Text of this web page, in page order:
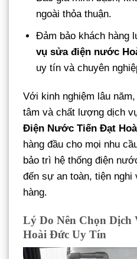
ngoài thỏa thuận.
Đảm bảo khách hàng
vụ sửa điện nước
uy tín và chuyên
Với kinh nghiệm lâu
tâm và chất lượng dịch
Điện Nước Tiến Đạt
hàng đầu cho mọi nhu
bảo trì hệ thống điện
đến sự an toàn, tiện nghi
hàng.
Lý Do Nên Chọn Dịch
Hoài Đức Uy Tín